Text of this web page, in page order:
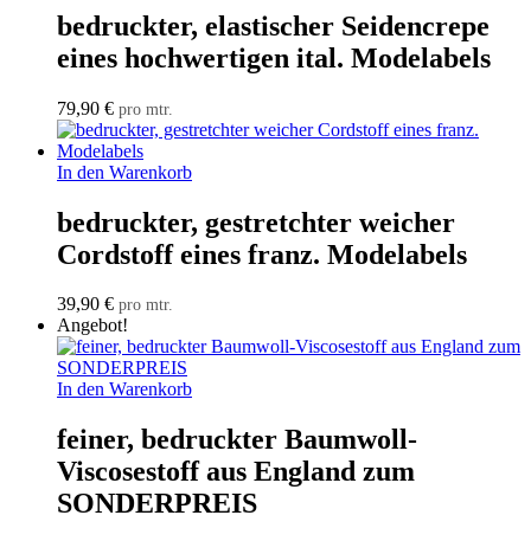
bedruckter, elastischer Seidencrepe
eines hochwertigen ital. Modelabels
79,90 € pro mtr.
In den Warenkorb
bedruckter, gestretchter weicher
Cordstoff eines franz. Modelabels
39,90 € pro mtr.
Angebot!
In den Warenkorb
feiner, bedruckter Baumwoll-
Viscosestoff aus England zum
SONDERPREIS